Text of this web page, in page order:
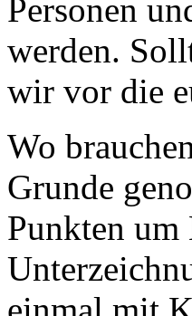
Personen
werden.
wir vor die
Wo
Grunde
Punkten